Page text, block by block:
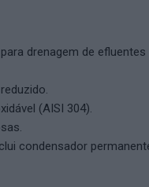
drenagem de efluentes
(AISI 304).
condensador